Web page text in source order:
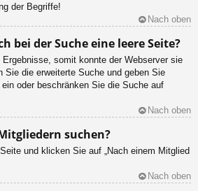
der Begriffe!
Nach oben
bei der Suche eine leere Seite?
Ergebnisse, somit konnte der Webserver sie
Sie die erweiterte Suche und geben Sie
oder beschränken Sie die Suche auf
Nach oben
suchen?
und klicken Sie auf „Nach einem Mitglied
Nach oben